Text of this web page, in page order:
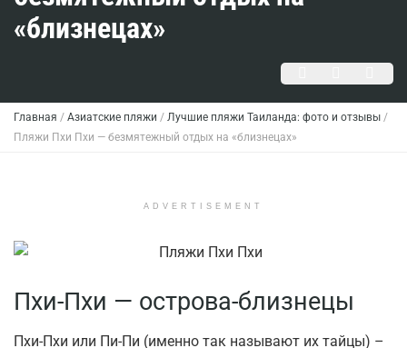
«близнецах»
Главная / Азиатские пляжи / Лучшие пляжи Таиланда: фото и отзывы /
Пляжи Пхи Пхи — безмятежный отдых на «близнецах»
ADVERTISEMENT
Пхи-Пхи — острова-близнецы
Пхи-Пхи или Пи-Пи (именно так называют их тайцы) –